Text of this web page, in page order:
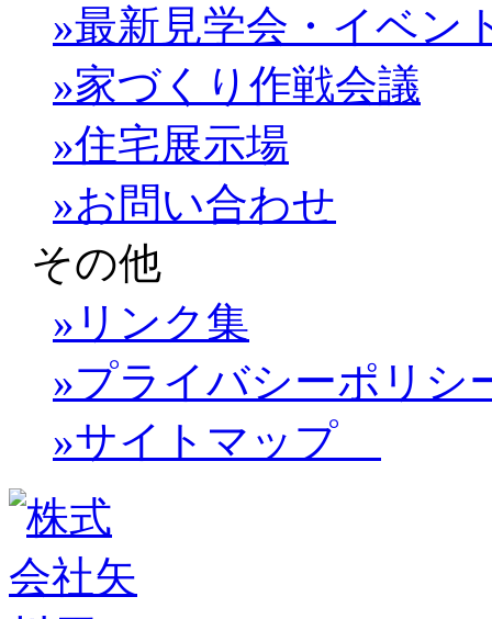
»最新見学会・イベン
»家づくり作戦会議
»住宅展示場
»お問い合わせ
その他
»リンク集
»プライバシーポリシ
»サイトマップ